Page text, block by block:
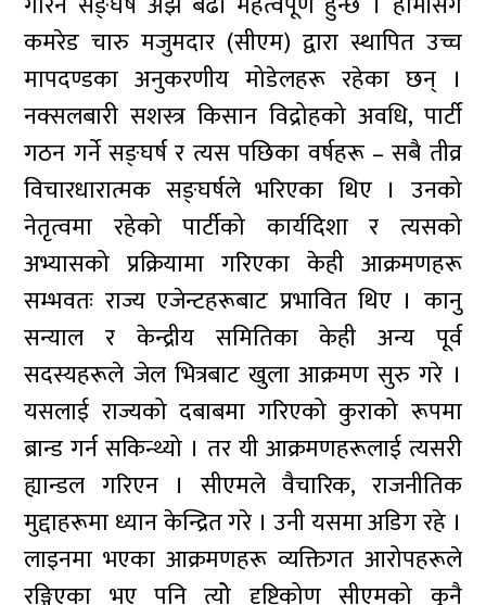
कमरेड चारु मजुमदार (सीएम) द्वारा स्थापित उच्च
मापदण्डका अनुकरणीय मोडेलहरू रहेका छन् ।
नक्सलबारी सशस्त्र किसान विद्रोहको अवधि, पार्टी
गठन गर्ने सङ्घर्ष र त्यस पछिका वर्षहरू – सबै तीव्र
विचारधारात्मक सङ्घर्षले भरिएका थिए । उनको
नेतृत्वमा रहेको पार्टीको कार्यदिशा र त्यसको
अभ्यासको प्रक्रियामा गरिएका केही आक्रमणहरू
सम्भवतः राज्य एजेन्टहरूबाट प्रभावित थिए । कानु
सन्याल र केन्द्रीय समितिका केही अन्य पूर्व
सदस्यहरूले जेल भित्रबाट खुला आक्रमण सुरु गरे ।
यसलाई राज्यको दबाबमा गरिएको कुराको रूपमा
ब्रान्ड गर्न सकिन्थ्यो । तर यी आक्रमणहरूलाई त्यसरी
ह्यान्डल गरिएन । सीएमले वैचारिक, राजनीतिक
मुद्दाहरूमा ध्यान केन्द्रित गरे । उनी यसमा अडिग रहे ।
लाइनमा भएका आक्रमणहरू व्यक्तिगत आरोपहरूले